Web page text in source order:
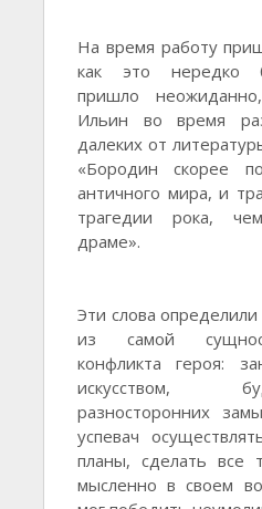
На время работу
как это нередко
пришло
Ильин во время
далеких от
«Бородин скорее
античного мира, и
трагедии рока,
драме».
Эти слова
из самой
конфликта героя:
искусством,
разносторонних
успевач
планы, сделать все
мысленно в своем